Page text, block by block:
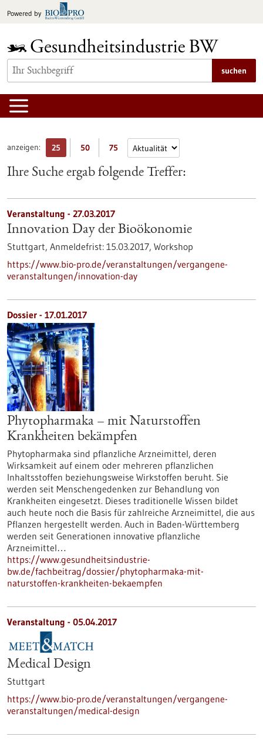
Inhalt
Powered by
suchen
anzeigen: 25 50 75
Ihre Suche ergab folgende Treffer:
Veranstaltung - 27.03.2017
Innovation Day der Bioökonomie
Stuttgart, Anmeldefrist: 15.03.2017, Workshop
https://www.bio-pro.de/veranstaltungen/vergangene-
veranstaltungen/innovation-day
Dossier - 17.01.2017
Phytopharmaka – mit Naturstoffen
Krankheiten bekämpfen
Phytopharmaka sind pflanzliche Arzneimittel, deren
Wirksamkeit auf einem oder mehreren pflanzlichen
Inhaltsstoffen beziehungsweise Wirkstoffen beruht. Sie
werden seit Menschengedenken zur Behandlung von
Krankheiten eingesetzt. Dieses traditionelle Wissen bildet
auch heute noch die Basis für zahlreiche Arzneimittel, die aus
Pflanzen hergestellt werden. Auch in Baden-Württemberg
werden seit Generationen innovative pflanzliche
Arzneimittel…
https://www.gesundheitsindustrie-
bw.de/fachbeitrag/dossier/phytopharmaka-mit-
naturstoffen-krankheiten-bekaempfen
Veranstaltung - 05.04.2017
Medical Design
Stuttgart
https://www.bio-pro.de/veranstaltungen/vergangene-
veranstaltungen/medical-design